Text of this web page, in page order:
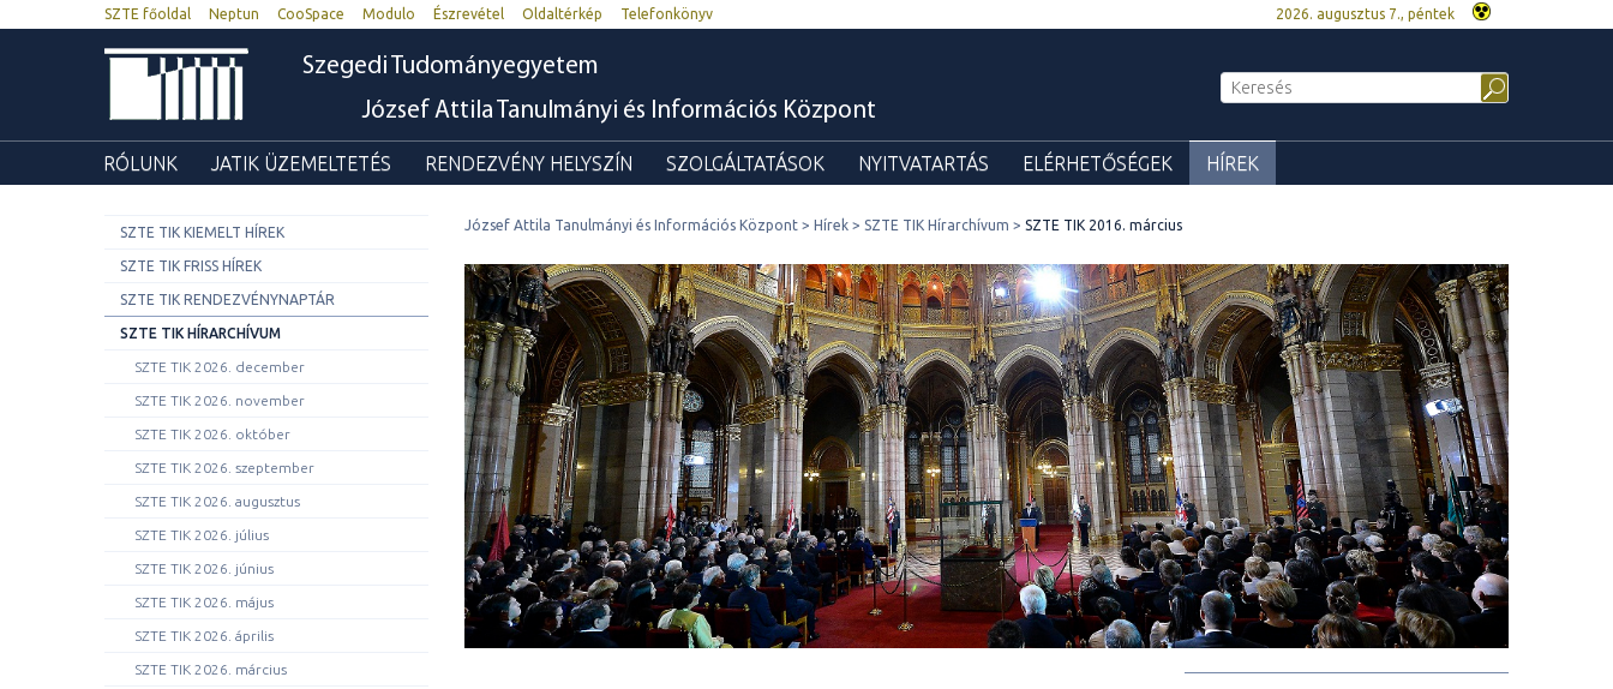
SZTE főoldal Neptun CooSpace Modulo Észrevétel Oldaltérkép Telefonkönyv 2026. augusztus 7., péntek
Szegedi Tudományegyetem
József Attila Tanulmányi és Információs Központ
RÓLUNK JATIK ÜZEMELTETÉS RENDEZVÉNY HELYSZÍN SZOLGÁLTATÁSOK NYITVATARTÁS ELÉRHETŐSÉGEK HÍREK
SZTE TIK KIEMELT HÍREK
SZTE TIK FRISS HÍREK
SZTE TIK RENDEZVÉNYNAPTÁR
SZTE TIK HÍRARCHÍVUM
SZTE TIK 2026. december
SZTE TIK 2026. november
SZTE TIK 2026. október
SZTE TIK 2026. szeptember
SZTE TIK 2026. augusztus
SZTE TIK 2026. július
SZTE TIK 2026. június
SZTE TIK 2026. május
SZTE TIK 2026. április
SZTE TIK 2026. március
József Attila Tanulmányi és Információs Központ Hírek SZTE TIK Hírarchívum SZTE TIK 2016. március